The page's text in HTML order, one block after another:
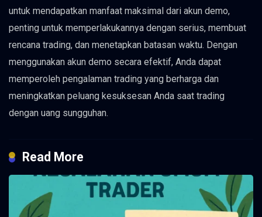
untuk mendapatkan manfaat maksimal dari akun demo,
penting untuk memperlakukannya dengan serius, membuat
rencana trading, dan menetapkan batasan waktu. Dengan
menggunakan akun demo secara efektif, Anda dapat
memperoleh pengalaman trading yang berharga dan
meningkatkan peluang kesuksesan Anda saat trading
dengan uang sungguhan.
Read More